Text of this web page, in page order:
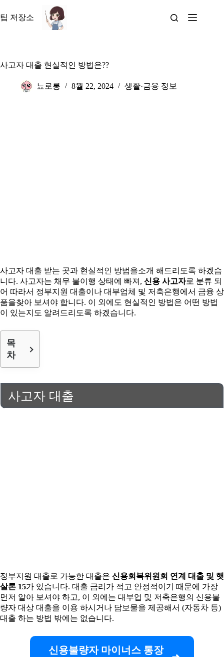
문
뛰
팁 저장소
사고자 대출 현실적인 방법은??
뇨로롱 8월 22, 2024 생활·금융 정보
사고자 대출 받는 곳과 현실적인 방법을소개 해드리도록 하겠습
니다. 사고자는 채무 불이행 상태에 빠져, 신용 사고자로 분류 되
어 따라서 정부지원 대출이나 대부업체 및 저축은행에서 금융 상
품을찾아 보셔야 합니다. 이 외에도 현실적인 방법은 어떤 방법
이 있는지도 알려드리도록 하겠습니다.
목
차
사고자 대출
정부지원 대출로 가능한 대출은 신용회복위원회 연계 대출 및 햇
살론 15가 있습니다. 대출 금리가 적고 안정적이기 때문에 가장
먼저 알아 보셔야 하고, 이 외에는 대부업 및 저축은행의 신용불
량자 대상 대출을 이용 하시거나 담보물을 제공해서 (자동차 등)
대출 하는 방법 밖에는 없습니다.
신용불량자 마이너스 통장